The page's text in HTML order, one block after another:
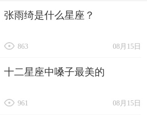
张雨绮是什么星座？
08月15日
863
十二星座中嗓子最美的
08月15日
961